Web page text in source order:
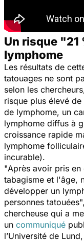
Un risque "21
lymphome
Les résultats de
tatouages ne sont
selon les
risque plus élevé
de lymphome, un
lymphome diffus à
croissance rapide
lymphome
incurable).
"Après avoir pris
tabagisme et l'âge,
développer un
personnes tatouées
chercheuse qui a
un communiqué
l’Université de